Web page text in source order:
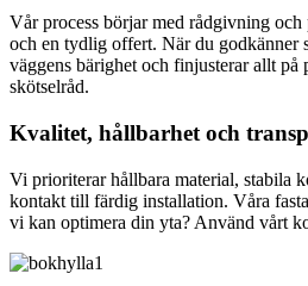
Vår process börjar med rådgivning
och en tydlig offert. När du godkänner
väggens bärighet och finjusterar allt
skötselråd.
Kvalitet, hållbarhet och
Vi prioriterar hållbara material, stabila
kontakt till färdig installation. Våra
vi kan optimera din yta? Använd vårt